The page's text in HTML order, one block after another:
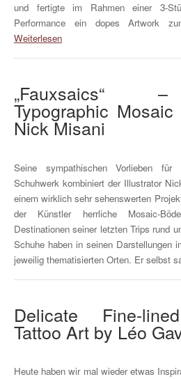
und fertigte im Rahmen einer 3-
Performance ein dopes Artwork
Weiterlesen
„Fauxsaics“
Typographic
Nick Misani
Seine sympathischen Vorlieben für
Schuhwerk kombiniert der Illustrator
einem wirklich sehr sehenswerten
der Künstler herrliche Mosaic-
Destinationen seiner letzten Trips rund
Schuhe haben in seinen Darstellungen
jeweilig thematisierten Orten. Er selbst
Delicate Fine-
Tattoo Art by Léo
Heute haben wir mal wieder etwas